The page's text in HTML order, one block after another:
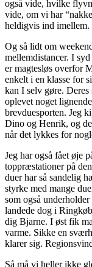
også vide, hvilke
vide, om vi har
heldigvis ind imellem.
Og så lidt om
mellemdistancer. I
er magtesløs overfor
enkelt i en klasse for
kan I selv gøre.
oplevet noget
brevduesporten. Jeg
Dino og Henrik, og
når det lykkes for
Jeg har også fået øje
toppræstationer på
duer har så sandelig
styrke med mange
som også
landede dog i
dig Bjarne. I øst fik
varme. Sikke en
klarer sig.
Så må vi heller ikke